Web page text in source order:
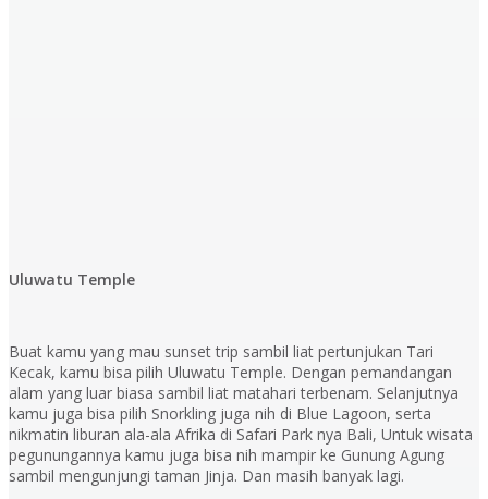
Uluwatu Temple
Buat kamu yang mau sunset trip sambil liat pertunjukan Tari
Kecak, kamu bisa pilih Uluwatu Temple. Dengan pemandangan
alam yang luar biasa sambil liat matahari terbenam. Selanjutnya
kamu juga bisa pilih Snorkling juga nih di Blue Lagoon, serta
nikmatin liburan ala-ala Afrika di Safari Park nya Bali, Untuk wisata
pegunungannya kamu juga bisa nih mampir ke Gunung Agung
sambil mengunjungi taman Jinja. Dan masih banyak lagi.